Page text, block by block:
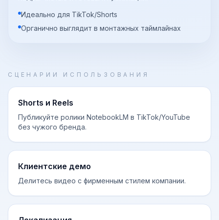
Идеально для TikTok/Shorts
Органично выглядит в монтажных таймлайнах
СЦЕНАРИИ ИСПОЛЬЗОВАНИЯ
Shorts и Reels
Публикуйте ролики NotebookLM в TikTok/YouTube
без чужого бренда.
Клиентские демо
Делитесь видео с фирменным стилем компании.